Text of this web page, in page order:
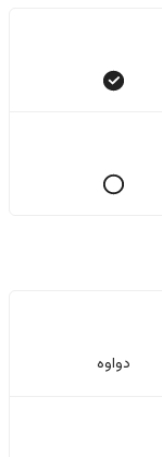
دواوە